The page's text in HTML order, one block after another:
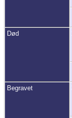
Død
Begravet